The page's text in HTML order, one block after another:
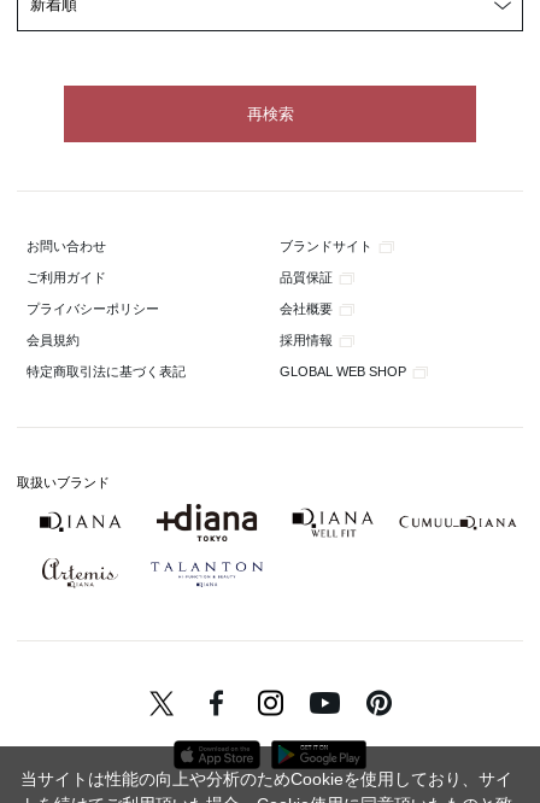
お問い合わせ ブランドサイト
ご利用ガイド 品質保証
プライバシーポリシー 会社概要
会員規約 採用情報
特定商取引法に基づく表記 GLOBAL WEB SHOP
取扱いブランド
当サイトは性能の向上や分析のためCookieを使用しており、サイ